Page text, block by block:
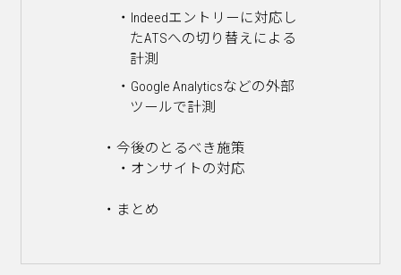
Indeedエントリーに対応し
たATSへの切り替えによる
計測
Google Analyticsなどの外部
ツールで計測
今後のとるべき施策
オンサイトの対応
まとめ